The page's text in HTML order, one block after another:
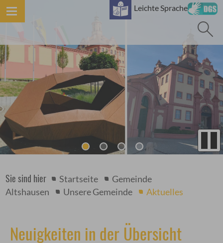
Leichte Sprache
Sie sind hier Startseite
Gemeinde
Altshausen
Unsere Gemeinde Aktuelles
Neuigkeiten in der Übersicht